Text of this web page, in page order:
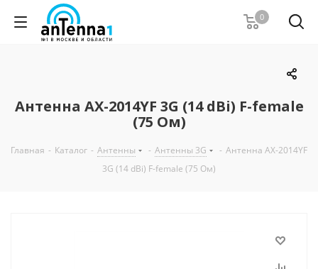
0
Антенна AX-2014YF 3G (14 dBi) F-female
(75 Ом)
Главная - Каталог - Антенны - Антенны 3G - Антенна AX-2014YF
3G (14 dBi) F-female (75 Ом)